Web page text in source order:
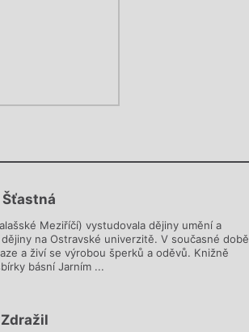
Meziříčí) vystudovala dějiny umění a
na Ostravské univerzitě. V současné době
a živí se výrobou šperků a oděvů. Knižně
básní Jarním ...